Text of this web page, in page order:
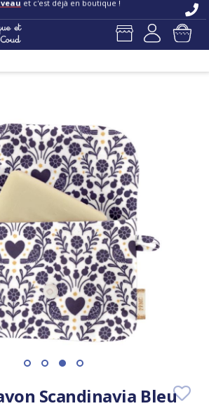
et c'est déjà en boutique !
Scandinavia Bleu